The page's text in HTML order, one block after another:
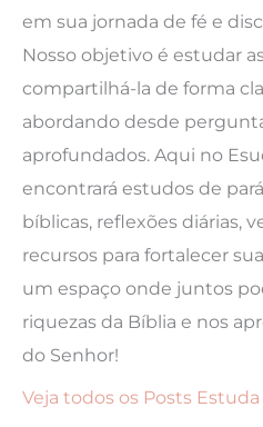
em sua jornada de fé e
Nosso objetivo é estudar
compartilhá-la de forma
abordando desde
aprofundados. Aqui no
encontrará estudos de
bíblicas, reflexões diárias,
recursos para fortalecer
um espaço onde juntos
riquezas da Bíblia e nos
do Senhor!
Veja todos os Posts